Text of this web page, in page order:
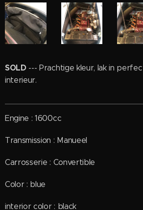
SOLD--- Prachtige kleur, lak in
interieur.
Engine : 1600cc
Transmission : Manueel
Carrosserie : Convertible
Color : blue
interior color : black